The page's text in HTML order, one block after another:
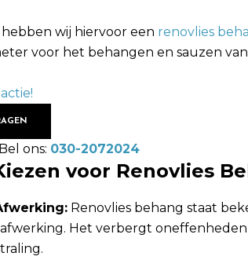
wij hiervoor een renovlies
voor het behangen en sauzen
ons: 030-2072024
voor Renovlies
Renovlies behang staat
Het verbergt